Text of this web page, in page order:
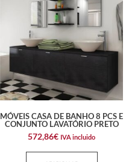
MÓVEIS CASA DE BANHO 8 PCS E
CONJUNTO LAVATÓRIO PRETO
572,86€ IVA incluido